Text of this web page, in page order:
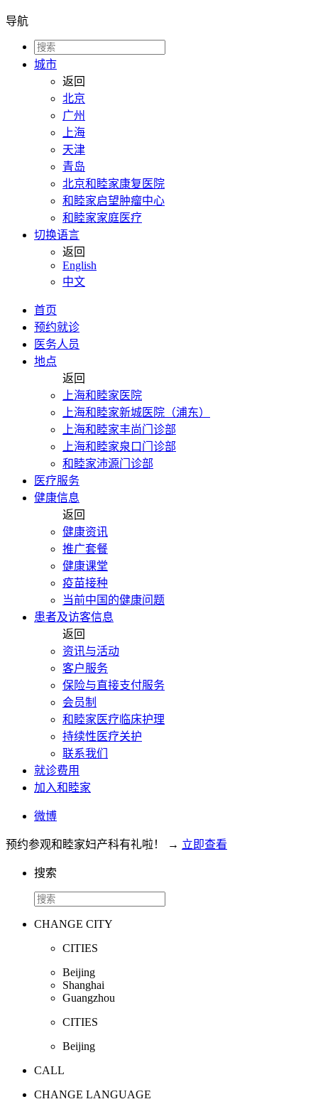
导航
城市
返回
北京
广州
上海
天津
青岛
北京和睦家康复医院
和睦家启望肿瘤中心
和睦家家庭医疗
切换语言
返回
English
中文
首页
预约就诊
医务人员
地点
返回
上海和睦家医院
上海和睦家新城医院（浦东）
上海和睦家丰尚门诊部
上海和睦家泉口门诊部
和睦家沛源门诊部
医疗服务
健康信息
返回
健康资讯
推广套餐
健康课堂
疫苗接种
当前中国的健康问题
患者及访客信息
返回
资讯与活动
客户服务
保险与直接支付服务
会员制
和睦家医疗临床护理
持续性医疗关护
联系我们
就诊费用
加入和睦家
微博
预约参观和睦家妇产科有礼啦！ → 立即查看
搜索
CHANGE CITY
CITIES
Beijing
Shanghai
Guangzhou
CITIES
Beijing
CALL
CHANGE LANGUAGE